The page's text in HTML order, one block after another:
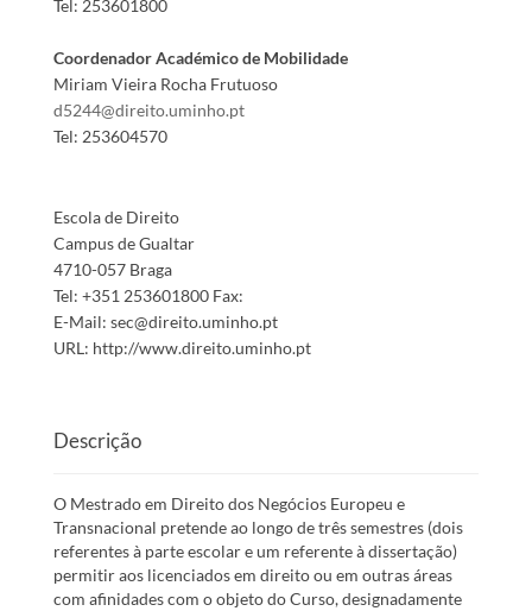
Tel: 253601800
Coordenador Académico de Mobilidade
Miriam Vieira Rocha Frutuoso
d5244@direito.uminho.pt
Tel: 253604570
Escola de Direito
Campus de Gualtar
4710-057 Braga
Tel: +351 253601800 Fax:
E-Mail: sec@direito.uminho.pt
URL: http://www.direito.uminho.pt
Descrição
O Mestrado em Direito dos Negócios Europeu e
Transnacional pretende ao longo de três semestres (dois
referentes à parte escolar e um referente à dissertação)
permitir aos licenciados em direito ou em outras áreas
com afinidades com o objeto do Curso, designadamente